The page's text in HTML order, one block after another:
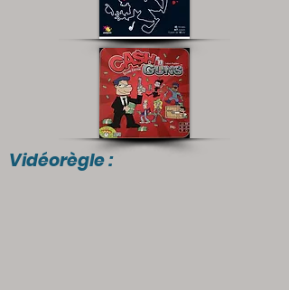
Vidéorègle :